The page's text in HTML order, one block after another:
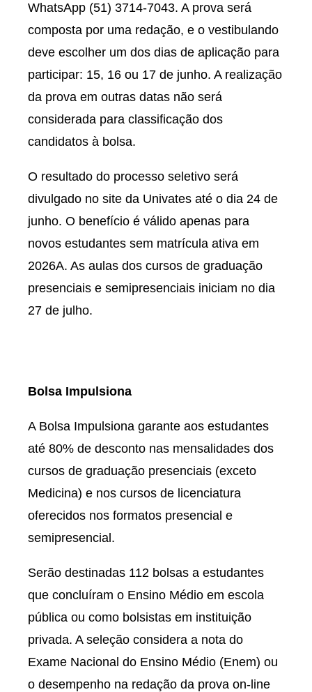
WhatsApp (51) 3714-7043. A prova será
composta por uma redação, e o vestibulando
deve escolher um dos dias de aplicação para
participar: 15, 16 ou 17 de junho. A realização
da prova em outras datas não será
considerada para classificação dos
candidatos à bolsa.
O resultado do processo seletivo será
divulgado no site da Univates até o dia 24 de
junho. O benefício é válido apenas para
novos estudantes sem matrícula ativa em
2026A. As aulas dos cursos de graduação
presenciais e semipresenciais iniciam no dia
27 de julho.
Bolsa Impulsiona
A Bolsa Impulsiona garante aos estudantes
até 80% de desconto nas mensalidades dos
cursos de graduação presenciais (exceto
Medicina) e nos cursos de licenciatura
oferecidos nos formatos presencial e
semipresencial.
Serão destinadas 112 bolsas a estudantes
que concluíram o Ensino Médio em escola
pública ou como bolsistas em instituição
privada. A seleção considera a nota do
Exame Nacional do Ensino Médio (Enem) ou
o desempenho na redação da prova on-line